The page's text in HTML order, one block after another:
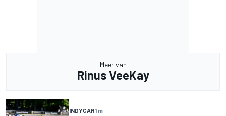
Meer van
Rinus VeeKay
INDYCAR1 m